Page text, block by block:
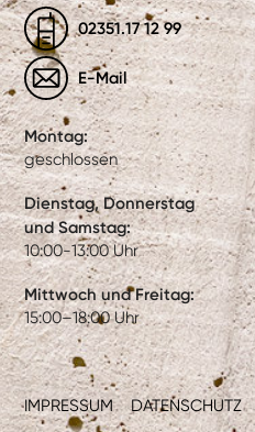
IMPRESSUM DATENSCHUTZ
02351.17 12 99
E-Mail
Montag:
geschlossen
Dienstag, Donnerstag
und Samstag:
10:00-13:00 Uhr
Mittwoch und Freitag:
15:00–18:00 Uhr